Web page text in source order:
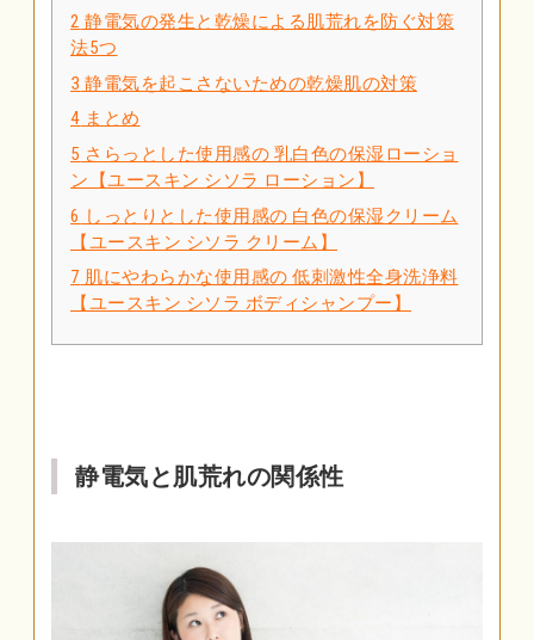
2 静電気の発生と乾燥による肌荒れを防ぐ対策
法5つ
3 静電気を起こさないための乾燥肌の対策
4 まとめ
5 さらっとした使用感の 乳白色の保湿ローショ
ン【ユースキン シソラ ローション】
6 しっとりとした使用感の 白色の保湿クリーム
【ユースキン シソラ クリーム】
7 肌にやわらかな使用感の 低刺激性全身洗浄料
【ユースキン シソラ ボディシャンプー】
静電気と肌荒れの関係性